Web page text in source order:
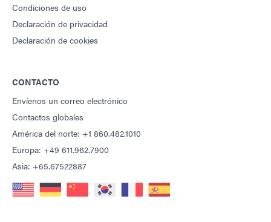
Condiciones de uso
Declaración de privacidad
Declaración de cookies
CONTACTO
Envíenos un correo electrónico
Contactos globales
América del norte: +1 860.482.1010
Europa: +49 611.962.7900
Asia: +65.67522887